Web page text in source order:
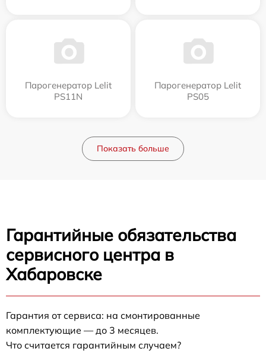
Парогенератор Lelit
PS11N
Парогенератор Lelit
PS05
Показать больше
Гарантийные обязательства
сервисного центра в
Хабаровске
Гарантия от сервиса: на смонтированные
комплектующие — до 3 месяцев.
Что считается гарантийным случаем?